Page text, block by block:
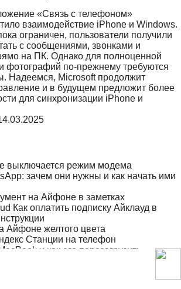
«Связь с телефоном»
взаимодействие iPhone и Windows.
ограничен, пользователи получили
с сообщениями, звонками и
на ПК. Однако для полноценной
фотографий по-прежнему требуются
Надеемся, Microsoft продолжит
и в будущем предложит более
для синхронизации iPhone и
выключается режим модема
зачем они нужны и как начать ими
на Айфоне в заметках
Как оплатить подписку Айклауд в
Айфоне желтого цвета
Станции на телефон
и как его перезагрузить